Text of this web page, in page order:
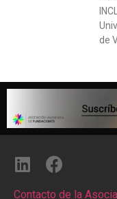
de
Contacto de la